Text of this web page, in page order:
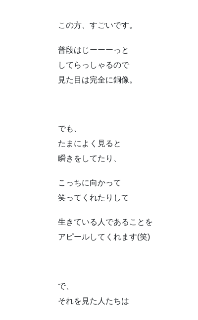
この方、すごいです。
普段はじーーーっと
してらっしゃるので
見た目は完全に銅像。
でも、
たまによく見ると
瞬きをしてたり、
こっちに向かって
笑ってくれたりして
生きている人であることを
アピールしてくれます(笑)
で、
それを見た人たちは